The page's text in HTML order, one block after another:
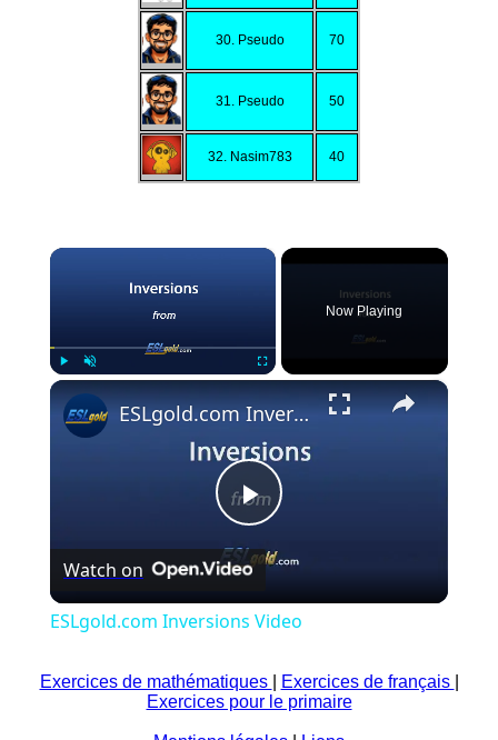
30. Pseudo 70
31. Pseudo 50
32. Nasim783 40
×
Now Playing
×
Play
Video
ESLgold.com Inversions Video
Watch on
ESLgold.com Inversions Video
Exercices de mathématiques Exercices de français
Exercices pour le primaire